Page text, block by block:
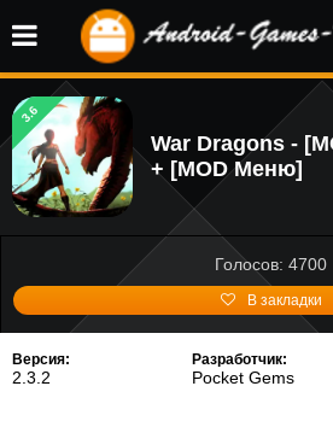
3.6
War Dragons -
+ [MOD Меню]
Голосов: 4700
В закладки
Версия:
2.3.2
Разработчик:
Pocket Gems